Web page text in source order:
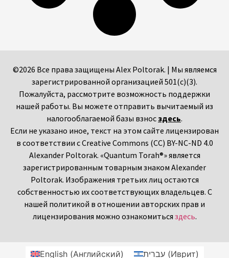
©2026 Все права защищены Alex Poltorak. | Мы являемся
зарегистрированной организацией 501(c)(3).
Пожалуйста, рассмотрите возможность поддержки
нашей работы. Вы можете отправить вычитаемый из
налогооблагаемой базы взнос здесь.
Если не указано иное, текст на этом сайте лицензирован
в соответствии с Creative Commons (CC) BY-NC-ND 4.0
Alexander Poltorak. «Quantum Torah®» является
зарегистрированным товарным знаком Alexander
Poltorak. Изображения третьих лиц остаются
собственностью их соответствующих владельцев. С
нашей политикой в отношении авторских прав и
лицензирования можно ознакомиться здесь.
English(Английский) עברית(Иврит)